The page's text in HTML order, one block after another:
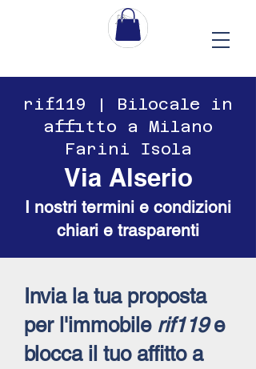
​​rif119 | Bilocale in
affitto a Milano
Farini Isola
Via Alserio
I nostri termini e condizioni
chiari e trasparenti
Invia la tua proposta
per l'immobile rif119e
blocca il tuo affitto a